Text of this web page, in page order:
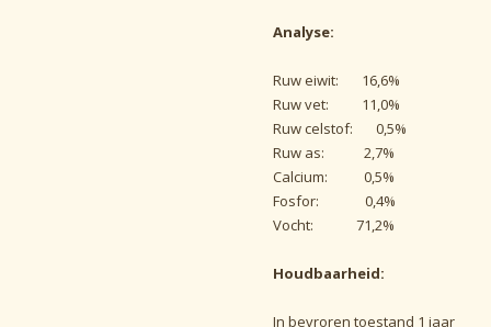
Analyse:
Ruw eiwit: 16,6%
Ruw vet: 11,0%
Ruw celstof: 0,5%
Ruw as: 2,7%
Calcium: 0,5%
Fosfor: 0,4%
Vocht: 71,2%
Houdbaarheid:
In bevroren toestand 1 jaar